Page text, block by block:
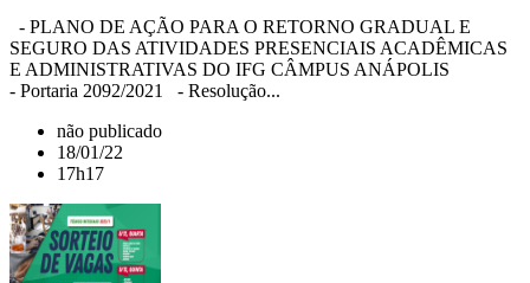
- PLANO DE AÇÃO PARA O RETORNO GRADUAL E
SEGURO DAS ATIVIDADES PRESENCIAIS ACADÊMICAS
E ADMINISTRATIVAS DO IFG CÂMPUS ANÁPOLIS
- Portaria 2092/2021 - Resolução...
não publicado
18/01/22
17h17